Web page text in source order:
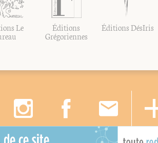
Le Éditions
Grégoriennes
Éditions DésIris